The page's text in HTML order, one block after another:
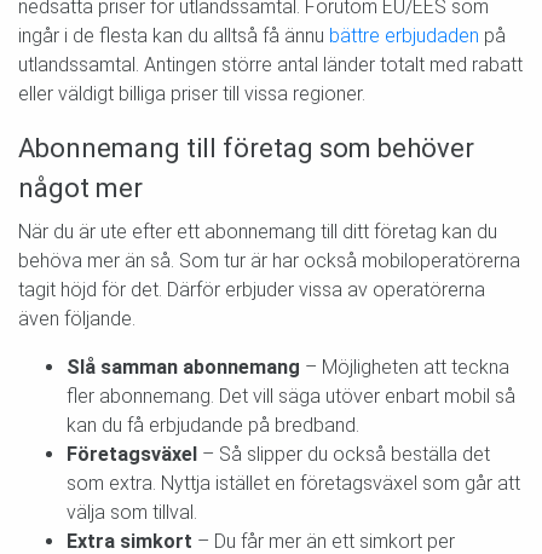
nedsatta priser för utlandssamtal. Förutom EU/EES som
ingår i de flesta kan du alltså få ännu bättre erbjudaden på
utlandssamtal. Antingen större antal länder totalt med rabatt
eller väldigt billiga priser till vissa regioner.
Abonnemang till företag som behöver
något mer
När du är ute efter ett abonnemang till ditt företag kan du
behöva mer än så. Som tur är har också mobiloperatörerna
tagit höjd för det. Därför erbjuder vissa av operatörerna
även följande.
Slå samman abonnemang – Möjligheten att teckna
fler abonnemang. Det vill säga utöver enbart mobil så
kan du få erbjudande på bredband.
Företagsväxel – Så slipper du också beställa det
som extra. Nyttja istället en företagsväxel som går att
välja som tillval.
Extra simkort – Du får mer än ett simkort per